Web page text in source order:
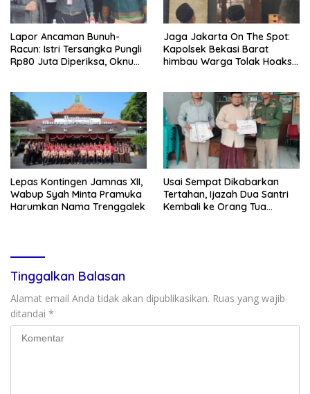
Lapor Ancaman Bunuh-
Racun: Istri Tersangka Pungli
Rp80 Juta Diperiksa, Oknum
Jaga Jakarta On The Spot:
Kapolsek Bekasi Barat
himbau Warga Tolak Hoaks
Lepas Kontingen Jamnas XII,
Wabup Syah Minta Pramuka
Harumkan Nama Trenggalek
Usai Sempat Dikabarkan
Tertahan, Ijazah Dua Santri
Kembali ke Orang Tua
Tinggalkan Balasan
Alamat email Anda tidak akan dipublikasikan. Ruas yang wajib
ditandai *